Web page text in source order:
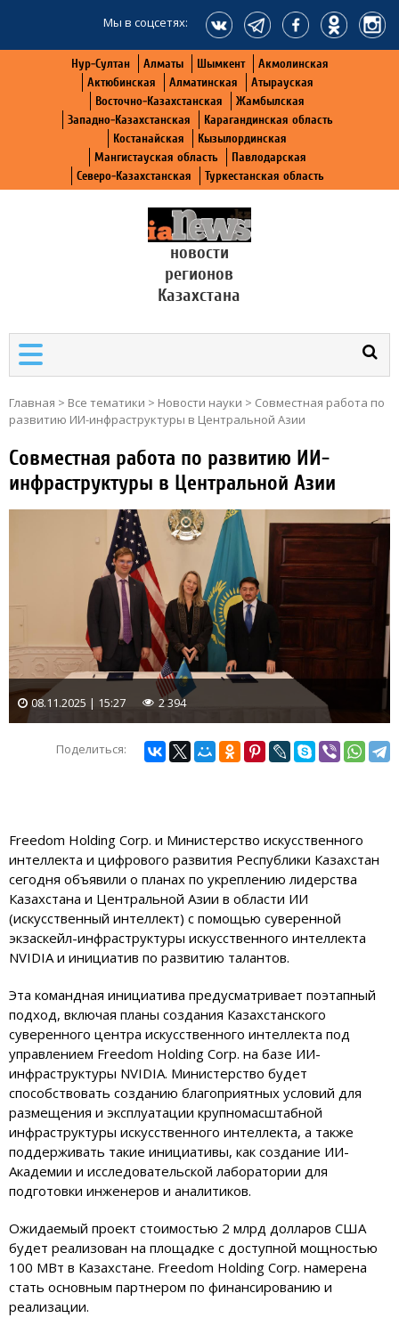
Мы в соцсетях:
Нур-Султан Алматы Шымкент
Акмолинская
Актюбинская
Алматинская
Атырауская
Восточно-Казахстанская
Жамбылская
Западно-Казахстанская
Карагандинская область
Костанайская
Кызылординская
Мангистауская область
Павлодарская
Северо-Казахстанская
Туркестанская область
новости
регионов
Казахстана
Главная > Все тематики > Новости науки > Совместная работа по
развитию ИИ-инфраструктуры в Центральной Азии
Совместная работа по развитию ИИ-
инфраструктуры в Центральной Азии
08.11.2025 | 15:27 2 394
Поделиться:
Freedom Holding Corp. и Министерство искусственного
интеллекта и цифрового развития Республики Казахстан
сегодня объявили о планах по укреплению лидерства
Казахстана и Центральной Азии в области ИИ
(искусственный интеллект) с помощью суверенной
экзаскейл-инфраструктуры искусственного интеллекта
NVIDIA и инициатив по развитию талантов.
Эта командная инициатива предусматривает поэтапный
подход, включая планы создания Казахстанского
суверенного центра искусственного интеллекта под
управлением Freedom Holding Corp. на базе ИИ-
инфраструктуры NVIDIA. Министерство будет
способствовать созданию благоприятных условий для
размещения и эксплуатации крупномасштабной
инфраструктуры искусственного интеллекта, а также
поддерживать такие инициативы, как создание ИИ-
Академии и исследовательской лаборатории для
подготовки инженеров и аналитиков.
Ожидаемый проект стоимостью 2 млрд долларов США
будет реализован на площадке с доступной мощностью
100 МВт в Казахстане. Freedom Holding Corp. намерена
стать основным партнером по финансированию и
реализации.